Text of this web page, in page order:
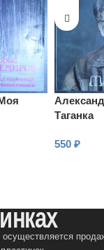
Таганка
550 ₽